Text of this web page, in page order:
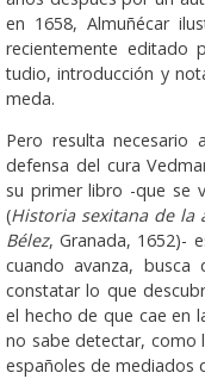
en 1658, Al­mu­ñécar
recien­temente editado
tudio, in­tro­duc­ción y
meda.
Pero resulta nece­sa­rio
defensa del cura
su primer libro -que se
(Historia sexitana de la
Bélez, Granada, 1652)-
cuando avanza, busca
constatar lo que
el hecho de que cae en
no sabe detectar, como
españoles de mediados